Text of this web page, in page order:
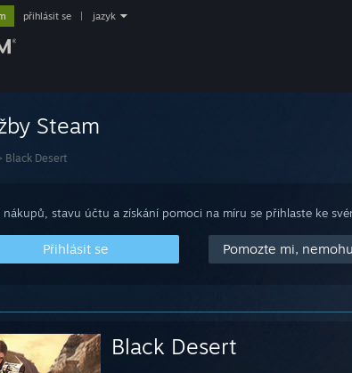
přihlásit se jazyk
Steam
Black Desert
nákupů, stavu účtu a získání pomoci na míru se přihlaste ke
Přihlásit se Pomozte mi,
Black Desert